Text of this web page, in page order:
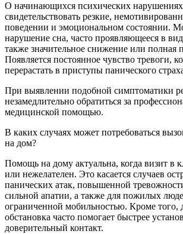
О начинающихся психических
свидетельствовать резкие,
поведении и эмоциональном состоянии.
нарушение сна, часто проявляющееся в
также значительное снижение или полная
Появляется постоянное чувство тревоги,
перерастать в приступы панического
При выявлении подобной симптоматики
незамедлительно обратиться за
медицинской помощью.
В каких случаях может потребоваться
на дом?
Помощь на дому актуальна, когда визит в
или нежелателен. Это касается случаев
панических атак, повышенной
сильной апатии, а также для пожилых
ограниченной мобильностью. Кроме того,
обстановка часто помогает быстрее
доверительный контакт.